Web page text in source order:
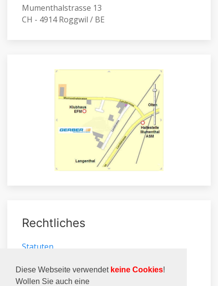
Diese Webseite verwendet keine Cookies!
Wollen Sie auch eine
Mumenthalstrasse 13
CH - 4914 Roggwil / BE
Rechtliches
Statuten
Datenschutz